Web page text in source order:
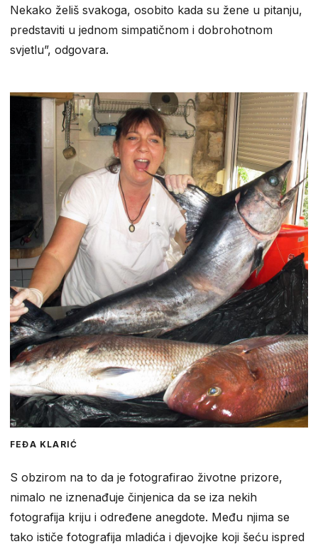
Nekako želiš svakoga, osobito kada su žene u pitanju,
predstaviti u jednom simpatičnom i dobrohotnom
svjetlu”, odgovara.
FEĐA KLARIĆ
S obzirom na to da je fotografirao životne prizore,
nimalo ne iznenađuje činjenica da se iza nekih
fotografija kriju i određene anegdote. Među njima se
tako ističe fotografija mladića i djevojke koji šeću ispred